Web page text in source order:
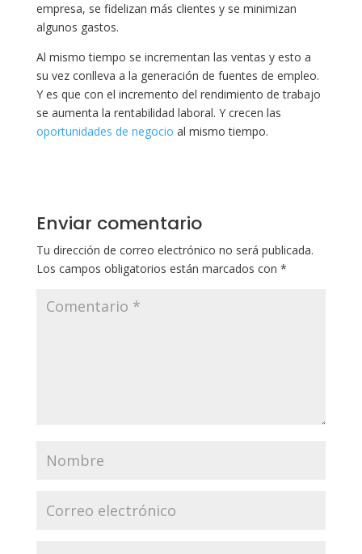
empresa, se fidelizan más clientes y se minimizan
algunos gastos.
Al mismo tiempo se incrementan las ventas y esto a
su vez conlleva a la generación de fuentes de empleo.
Y es que con el incremento del rendimiento de trabajo
se aumenta la rentabilidad laboral. Y crecen las
oportunidades de negocio al mismo tiempo.
Enviar comentario
Tu dirección de correo electrónico no será publicada.
Los campos obligatorios están marcados con *